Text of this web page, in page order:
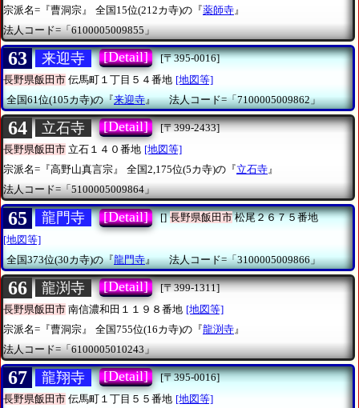
宗派名=『曹洞宗』
全国15位(212カ寺)の『薬師寺 』
法人コード=「6100005009855」
63 来迎寺 [Detail]
[〒395-0016]
長野県飯田市 伝馬町１丁目５４番地 [地図等]
全国61位(105カ寺)の『来迎寺』 法人コード=「7100005009862」
64 立石寺 [Detail]
[〒399-2433]
長野県飯田市 立石１４０番地 [地図等]
宗派名=『高野山真言宗』
全国2,175位(5カ寺)の『立石寺』
法人コード=「5100005009864」
65 龍門寺 [Detail] [] 長野県飯田市松尾２６７５番地
[地図等]
全国373位(30カ寺)の『龍門寺』 法人コード=「3100005009866」
66 龍渕寺 [Detail]
[〒399-1311]
長野県飯田市 南信濃和田１１９８番地 [地図等]
宗派名=『曹洞宗』
全国755位(16カ寺)の『龍渕寺』
法人コード=「6100005010243」
67 龍翔寺 [Detail]
[〒395-0016]
長野県飯田市 伝馬町１丁目５５番地 [地図等]